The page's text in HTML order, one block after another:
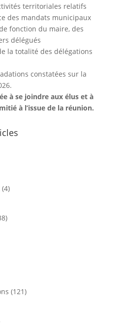
territoriales relatifs
des mandats municipaux
fonction du maire, des
délégués
la totalité des délégations
constatées sur la
à se joindre aux élus et à
à l’issue de la réunion.
(4)
(121)